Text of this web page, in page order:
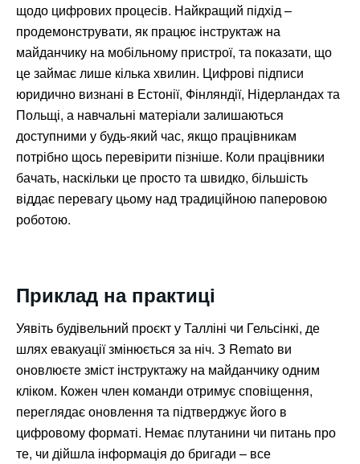
щодо цифрових процесів. Найкращий підхід –
продемонструвати, як працює інструктаж на
майданчику на мобільному пристрої, та показати, що
це займає лише кілька хвилин. Цифрові підписи
юридично визнані в Естонії, Фінляндії, Нідерландах та
Польщі, а навчальні матеріали залишаються
доступними у будь-який час, якщо працівникам
потрібно щось перевірити пізніше. Коли працівники
бачать, наскільки це просто та швидко, більшість
віддає перевагу цьому над традиційною паперовою
роботою.
Приклад на практиці
Уявіть будівельний проєкт у Талліні чи Гельсінкі, де
шлях евакуації змінюється за ніч. З Remato ви
оновлюєте зміст інструктажу на майданчику одним
кліком. Кожен член команди отримує сповіщення,
переглядає оновлення та підтверджує його в
цифровому форматі. Немає плутанини чи питань про
те, чи дійшла інформація до бригади – все